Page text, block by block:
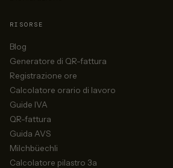
RISORSE
Blog
Generatore di QR-fattura
Registrazione ore
Calcolatore orario di lavoro
Guide IVA
QR-fattura
Guida AVS
Milchbüechli
Calcolatore pilastro 3a